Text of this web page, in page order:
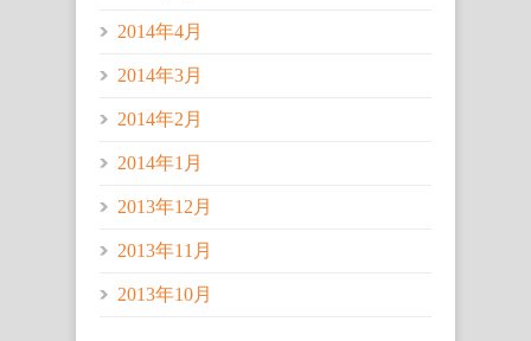
2014年4月
2014年3月
2014年2月
2014年1月
2013年12月
2013年11月
2013年10月